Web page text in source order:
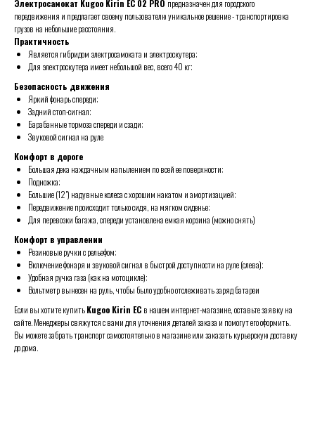
Электросамокат Kugoo Kirin EC 02 PRO предназначен для городского
передвижения и предлагает своему пользователю уникальное решение - транспортировка
грузов на небольшие расстояния.
Практичность
Является гибридом электросамоката и электроскутера;
Для электроскутера имеет небольшой вес, всего 40 кг;
Безопасность движения
Яркий фонарь спереди;
Задний стоп-сигнал;
Барабанные тормоза спереди и сзади;
Звуковой сигнал на руле
Комфорт в дороге
Большая дека наждачным напылением по всей ее поверхности;
Подножка;
Большие (12") надувные колеса с хорошим накатом и амортизацией;
Передвижение происходит только сидя, на мягком сиденье;
Для перевозки багажа, спереди установлена емкая корзина (можно снять)
Комфорт в управлении
Резиновые ручки с рельефом;
Включение фонаря и звуковой сигнал в быстрой доступности на руле (слева);
Удобная ручка газа (как на мотоцикле);
Вольтметр вынесен на руль, чтобы было удобно отслеживать заряд батареи
Если вы хотите купитьKugoo Kirin EC в нашем интернет-магазине, оставьте заявку на
сайте. Менеджеры свяжутся с вами для уточнения деталей заказа и помогут его оформить.
Вы можете забрать транспорт самостоятельно в магазине или заказать курьерскую доставку
до дома.